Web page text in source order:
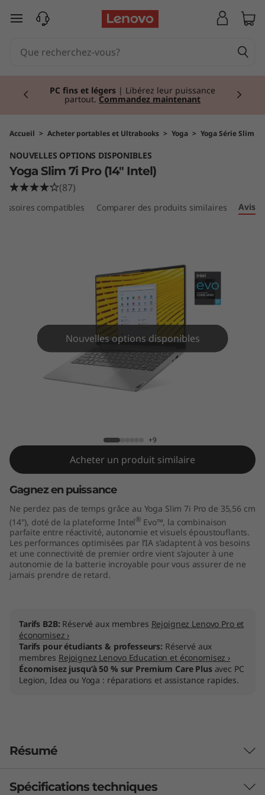
Y
m
7
n
e
passer au contenu principal
PC fins et légers | Libérez leur puissance
partout. Commandez maintenant
Accueil > Acheter portables et Ultrabooks > Yoga > Yoga Série Slim
NOUVELLES OPTIONS DISPONIBLES
Yoga Slim 7i Pro (14" Intel)
(87)
compatibles Comparer des produits similaires Avis
Nouvelles options disponibles
+9
Acheter un produit similaire
Gagnez en puissance
Ne perdez pas de temps grâce au Yoga Slim 7i Pro de 35,56 cm
(14"), doté de la plateforme Intel® Evo™, la combinaison
parfaite entre réactivité, autonomie et visuels époustouflants.
Les performances optimisées par l’IA s’adaptent à vos besoins
et une connectivité de premier ordre vient s’ajouter à une
autonomie de la batterie incroyable pour vous assurer de ne
jamais prendre de retard.
Tarifs B2B: Réservé aux membres Rejoignez Lenovo Pro et
économisez ›
Tarifs pour étudiants & professeurs: Réservé aux
membres Rejoignez Lenovo Education et économisez ›
Économisez jusqu’à 50 % sur Premium Care Plusavec PC
Legion, Idea ou Yoga : réparations et assistance rapides.
Résumé
Yoga, pour chacun de nous
Spécifications techniques